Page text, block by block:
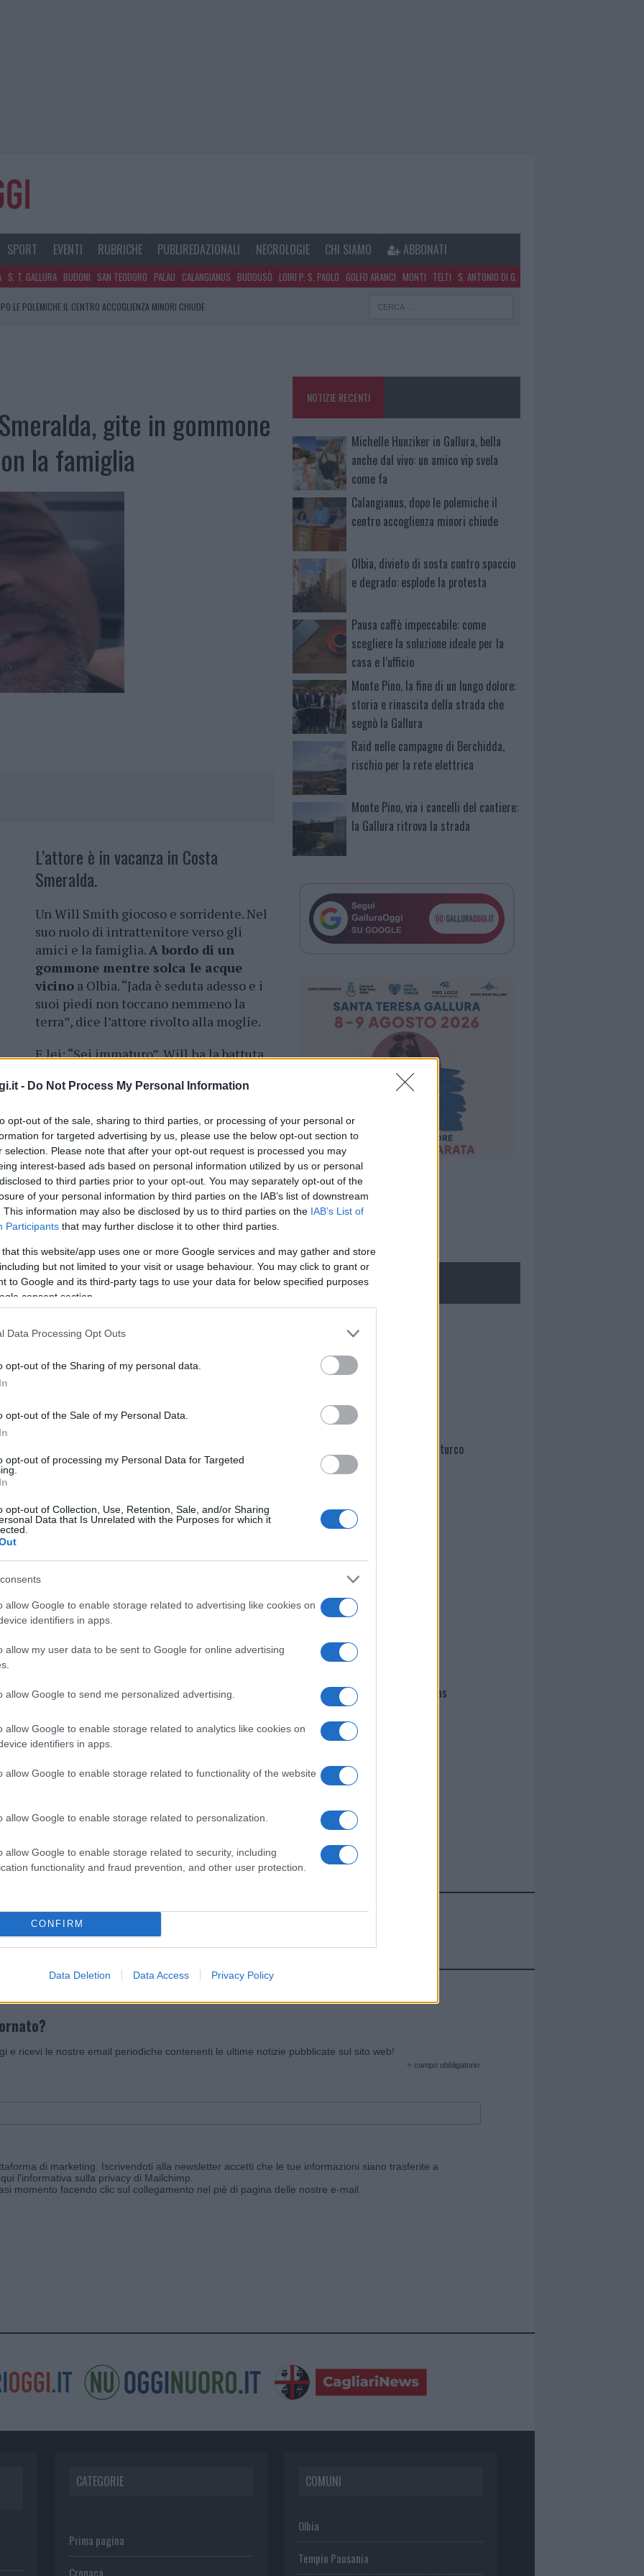
- Do Not Process My Personal Information
opt-out of the sale, sharing to third parties, or processing of your personal or
for targeted advertising by us, please use the below opt-out section to
selection. Please note that after your opt-out request is processed you may
interest-based ads based on personal information utilized by us or personal
to third parties prior to your opt-out. You may separately opt-out of the
of your personal information by third parties on the IAB’s list of downstream
This information may also be disclosed by us to third parties on the IAB’s List of
Participants that may further disclose it to other third parties.
that this website/app uses one or more Google services and may gather and store
but not limited to your visit or usage behaviour. You may click to grant or
to Google and its third-party tags to use your data for below specified purposes
consent section.
Data Processing Opt Outs
opt-out of the Sharing of my personal data.
opt-out of the Sale of my Personal Data.
opt-out of processing my Personal Data for Targeted
opt-out of Collection, Use, Retention, Sale, and/or Sharing
Data that Is Unrelated with the Purposes for which it
allow Google to enable storage related to advertising like cookies on
identifiers in apps.
allow my user data to be sent to Google for online advertising
allow Google to send me personalized advertising.
allow Google to enable storage related to analytics like cookies on
identifiers in apps.
allow Google to enable storage related to functionality of the website
allow Google to enable storage related to personalization.
allow Google to enable storage related to security, including
functionality and fraud prevention, and other user protection.
CONFIRM
Data Deletion Data Access Privacy Policy
SPORT EVENTI RUBRICHE PUBLIREDAZIONALI NECROLOGIE CHI SIAMO ABBONATI
S. T. GALLURA BUDONI SAN TEODORO PALAU CALANGIANUS BUDDUSÒ LOIRI P. S. PAOLO GOLFO ARANCI MONTI TELTI S. ANTONIO DI G.
LE POLEMICHE IL CENTRO ACCOGLIENZA MINORI CHIUDE
gite in gommone
la famiglia
L’attore è in vacanza in Costa
Smeralda.
Un Will Smith giocoso e sorridente. Nel
suo ruolo di intrattenitore verso gli
amici e la famiglia.A bordo di un
gommone mentre solca le acque
vicino a Olbia. “Jada è seduta adesso e i
suoi piedi non toccano nemmeno la
terra”, dice l’attore rivolto alla moglie.
E lei: “Sei immaturo”. Will ha la battuta
piedi toccano per terra”.
Sono i video che la star di Hollywood
e che raccontano le vacanze in Costa
amici, che erano in acqua su un gonfiabile
detto papà, vieni qui.Ma io sono
ironia e comicità, che non sono passati
cliccandoqui
nella sezione
i tuoi video e le tue foto
+39 345 356 7512
di GalluraOggi.it
news daGoogle News
NOTIZIE RECENTI
Michelle Hunziker in Gallura, bella
anche dal vivo: un amico vip svela
come fa
Calangianus, dopo le polemiche il
centro accoglienza minori chiude
Olbia, divieto di sosta contro spaccio
e degrado: esplode la protesta
Pausa caffè impeccabile: come
scegliere la soluzione ideale per la
casa e l’ufficio
Monte Pino, la fine di un lungo dolore:
storia e rinascita della strada che
segnò la Gallura
Raid nelle campagne di Berchidda,
rischio per la rete elettrica
Monte Pino, via i cancelli del cantiere:
la Gallura ritrova la strada
NECROLOGIE
Mario Malu
Martina Agostina Diturco
I nostri cari
Giovannimaria Cabras
Invia un Comunicato Stampa
e ricevi le nostre email periodiche contenenti le ultime notizie pubblicate sul sito web!
* campo obbligatorio
di marketing. Iscrivendoti alla newsletter accetti che le tue informazioni siano trasferite a
l'informativa sulla privacy di Mailchimp
momento facendo clic sul collegamento nel piè di pagina delle nostre e-mail.
CATEGORIE
Prima pagina
Cronaca
COMUNI
Olbia
Tempio Pausania